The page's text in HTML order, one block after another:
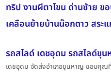
ทริป งานผีตาโขน ด่านซ้าย ข
เคลื่อนย้ายบ้านน๊อกดาว สระ
รถสไลด์ เดชอุดม รถสไลด์ขุ
เดชอุดม จัดส่งอำเภอขุนหาญ ขอบคุณ